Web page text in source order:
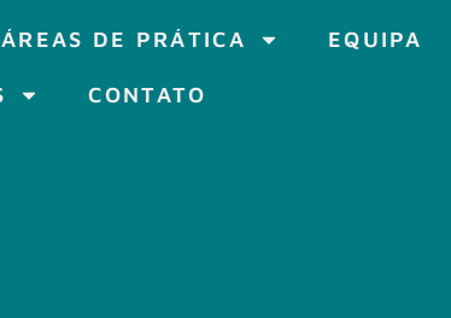
ÁREAS DE PRÁTICA EQUIPA
CONTATO